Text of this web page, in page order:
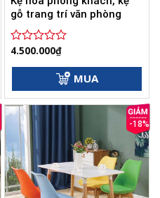
gỗ trang trí văn phòng
Được
5
sao
4.500.000₫
MUA
-18%